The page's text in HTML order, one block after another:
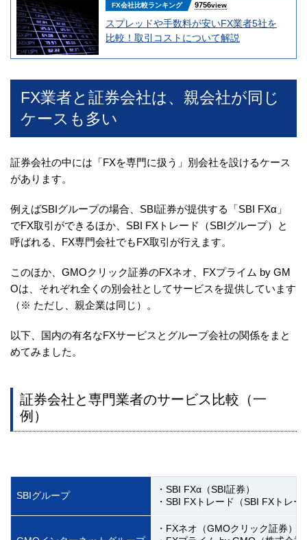
FX会社比較ランキング 9756view
スプレッドや手数料が安いFX業者5社を
比較！取引コストについて解説
FX業者と証券会社は、親会社が同じ
ケースも多い
証券会社の中には「FXを専門に扱う」別会社を設けるケース
があります。
例えばSBIグループの場合、SBI証券が提供する「SBI FXα」
でFX取引ができるほか、SBI FXトレード（SBIグループ）と
呼ばれる、FX専門会社でもFX取引が行えます。
このほか、GMOクリック証券のFXネオ、FXプライム by GM
Oは、それぞれ全くの別会社としてサービスを提供しています
（※ ただし、親企業は同じ）。
以下、国内の有名なFXサービスとグループ会社の関係をまと
めてみました。
証券会社と専門業者のサービス比較（一
例）
SBIグループ
・SBI FXα（SBI証券）
・SBI FXトレード（SBI FXトレ
・FXネオ（GMOクリック証券）